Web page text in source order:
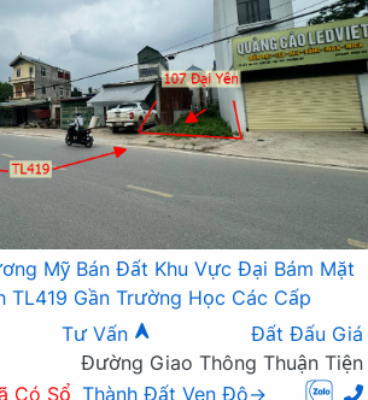
Mỹ Bán Đất Khu Vực Đại Bám Mặt
TL419 Gần Trường Học Các Cấp
Tư Vấn
Đất Đấu Giá
Đường Giao Thông Thuận Tiện
Có Sổ Thành Đất Ven Đô→